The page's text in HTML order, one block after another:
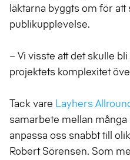
läktarna byggts om för
publikupplevelse.
– Vi visste att det skulle
projektets komplexitet
Tack vare Layhers
samarbete mellan
anpassa oss snabbt till
Robert Sörensen. Som